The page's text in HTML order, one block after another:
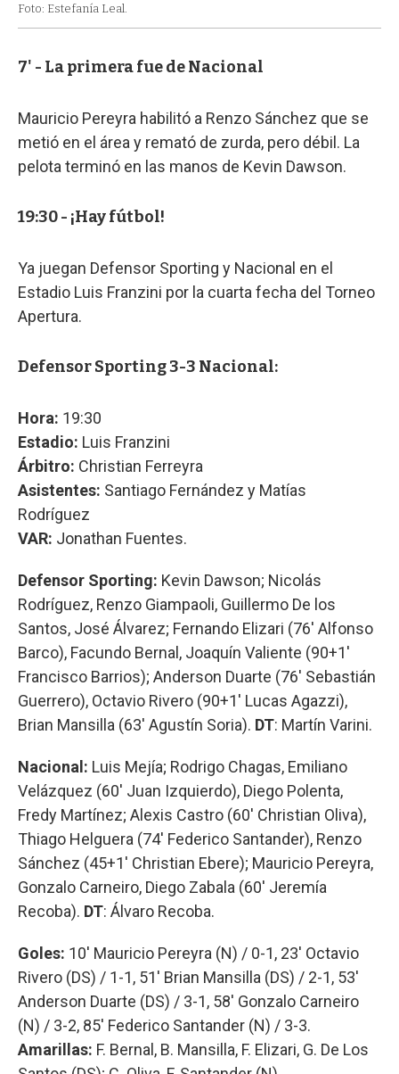
Foto: Estefanía Leal.
7' - La primera fue de Nacional
Mauricio Pereyra habilitó a Renzo Sánchez que se
metió en el área y remató de zurda, pero débil. La
pelota terminó en las manos de Kevin Dawson.
19:30 - ¡Hay fútbol!
Ya juegan Defensor Sporting y Nacional en el
Estadio Luis Franzini por la cuarta fecha del Torneo
Apertura.
Defensor Sporting 3-3 Nacional:
Hora: 19:30
Estadio: Luis Franzini
Árbitro: Christian Ferreyra
Asistentes: Santiago Fernández y Matías
Rodríguez
VAR: Jonathan Fuentes.
Defensor Sporting: Kevin Dawson; Nicolás
Rodríguez, Renzo Giampaoli, Guillermo De los
Santos, José Álvarez; Fernando Elizari (76' Alfonso
Barco), Facundo Bernal, Joaquín Valiente (90+1'
Francisco Barrios); Anderson Duarte (76' Sebastián
Guerrero), Octavio Rivero (90+1' Lucas Agazzi),
Brian Mansilla (63' Agustín Soria). DT: Martín Varini.
Nacional: Luis Mejía; Rodrigo Chagas, Emiliano
Velázquez (60' Juan Izquierdo), Diego Polenta,
Fredy Martínez; Alexis Castro (60' Christian Oliva),
Thiago Helguera (74' Federico Santander), Renzo
Sánchez (45+1' Christian Ebere); Mauricio Pereyra,
Gonzalo Carneiro, Diego Zabala (60' Jeremía
Recoba). DT: Álvaro Recoba.
Goles: 10' Mauricio Pereyra (N) / 0-1, 23' Octavio
Rivero (DS) / 1-1, 51' Brian Mansilla (DS) / 2-1, 53'
Anderson Duarte (DS) / 3-1, 58' Gonzalo Carneiro
(N) / 3-2, 85' Federico Santander (N) / 3-3.
Amarillas: F. Bernal, B. Mansilla, F. Elizari, G. De Los